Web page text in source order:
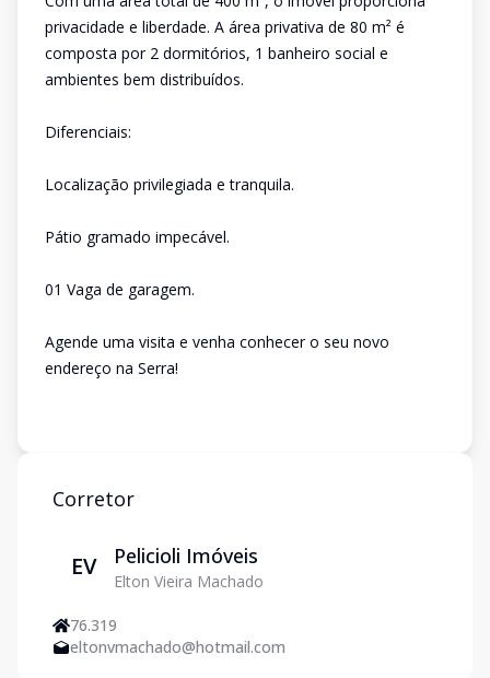
privacidade e liberdade. A área privativa de 80 m² é
composta por 2 dormitórios, 1 banheiro social e
ambientes bem distribuídos.
Diferenciais:
Localização privilegiada e tranquila.
Pátio gramado impecável.
01 Vaga de garagem.
Agende uma visita e venha conhecer o seu novo
endereço na Serra!
Corretor
EV Pelicioli Imóveis
Elton Vieira Machado
76.319
eltonvmachado@hotmail.com